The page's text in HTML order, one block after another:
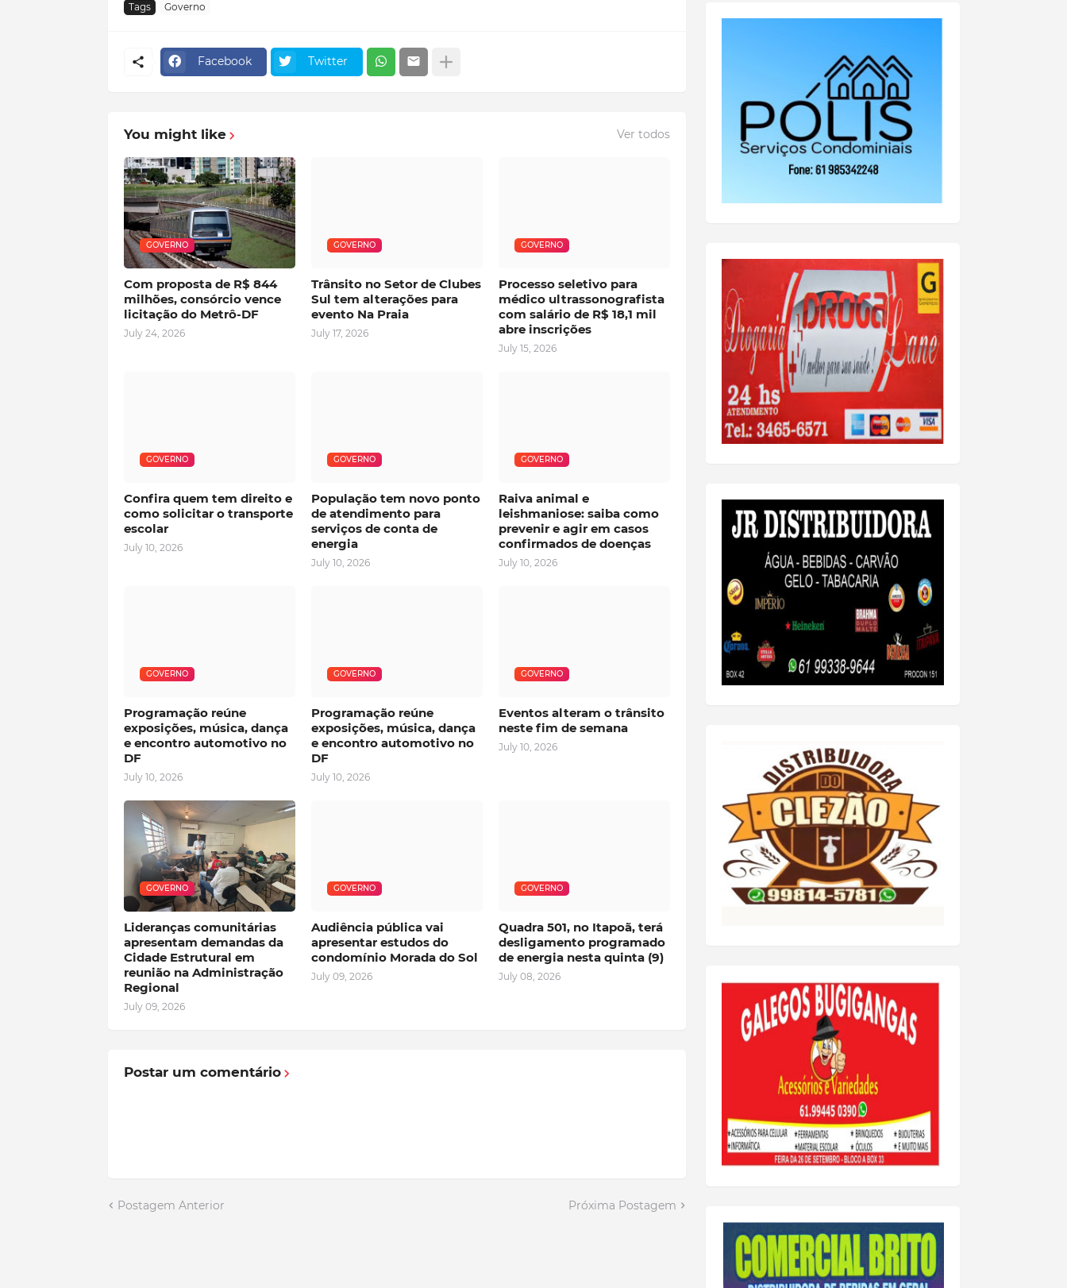
Tags Governo
Facebook Twitter
You might like Ver todos
GOVERNO
Com proposta de R$ 844
milhões, consórcio vence
licitação do Metrô-DF
July 24, 2026
GOVERNO
Trânsito no Setor de Clubes
Sul tem alterações para
evento Na Praia
July 17, 2026
GOVERNO
Processo seletivo para
médico ultrassonografista
com salário de R$ 18,1 mil
abre inscrições
July 15, 2026
GOVERNO
Confira quem tem direito e
como solicitar o transporte
escolar
July 10, 2026
GOVERNO
População tem novo ponto
de atendimento para
serviços de conta de
energia
July 10, 2026
GOVERNO
Raiva animal e
leishmaniose: saiba como
prevenir e agir em casos
confirmados de doenças
July 10, 2026
GOVERNO
Programação reúne
exposições, música, dança
e encontro automotivo no
DF
July 10, 2026
GOVERNO
Programação reúne
exposições, música, dança
e encontro automotivo no
DF
July 10, 2026
GOVERNO
Eventos alteram o trânsito
neste fim de semana
July 10, 2026
GOVERNO
Lideranças comunitárias
apresentam demandas da
Cidade Estrutural em
reunião na Administração
Regional
July 09, 2026
GOVERNO
Audiência pública vai
apresentar estudos do
condomínio Morada do Sol
July 09, 2026
GOVERNO
Quadra 501, no Itapoã, terá
desligamento programado
de energia nesta quinta (9)
July 08, 2026
Postar um comentário
Postagem Anterior Próxima Postagem